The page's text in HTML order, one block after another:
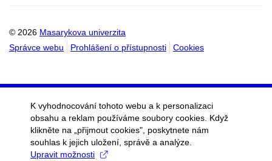
© 2026 Masarykova univerzita
Správce webu
Prohlášení o přístupnosti Cookies
K vyhodnocování tohoto webu a k personalizaci
obsahu a reklam používáme soubory cookies. Když
klikněte na „přijmout cookies", poskytnete nám
souhlas k jejich uložení, správě a analýze.
Upravit možnosti